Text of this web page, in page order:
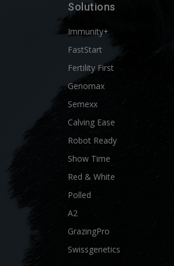
Solutions
Immunity+
FastStart
Fertility First
Genomax
Semexx
Calving Ease
Robot Ready
Show Time
Red & White
Polled
A2
GrazingPro
Swissgenetics